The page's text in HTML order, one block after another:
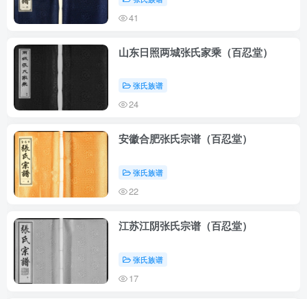
41
山东日照两城张氏家乘（百忍堂）
张氏族谱
24
安徽合肥张氏宗谱（百忍堂）
张氏族谱
22
江苏江阴张氏宗谱（百忍堂）
张氏族谱
17